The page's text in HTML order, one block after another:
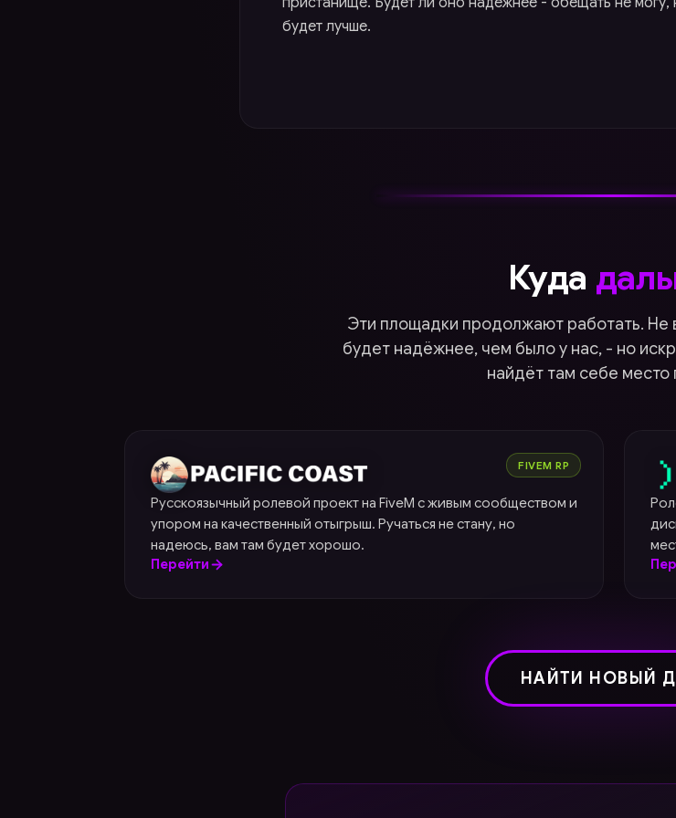
будет лучше.
Куда
Эти площадки продолжают работать. Не
будет надёжнее, чем было у нас, - но
найдёт там себе место
FIVEM RP
Pacific Coast
Русскоязычный ролевой проект на FiveM с живым сообществом и
упором на качественный отыгрыш. Ручаться не стану, но
надеюсь, вам там будет хорошо.
Перейти
НАЙТИ НОВЫЙ